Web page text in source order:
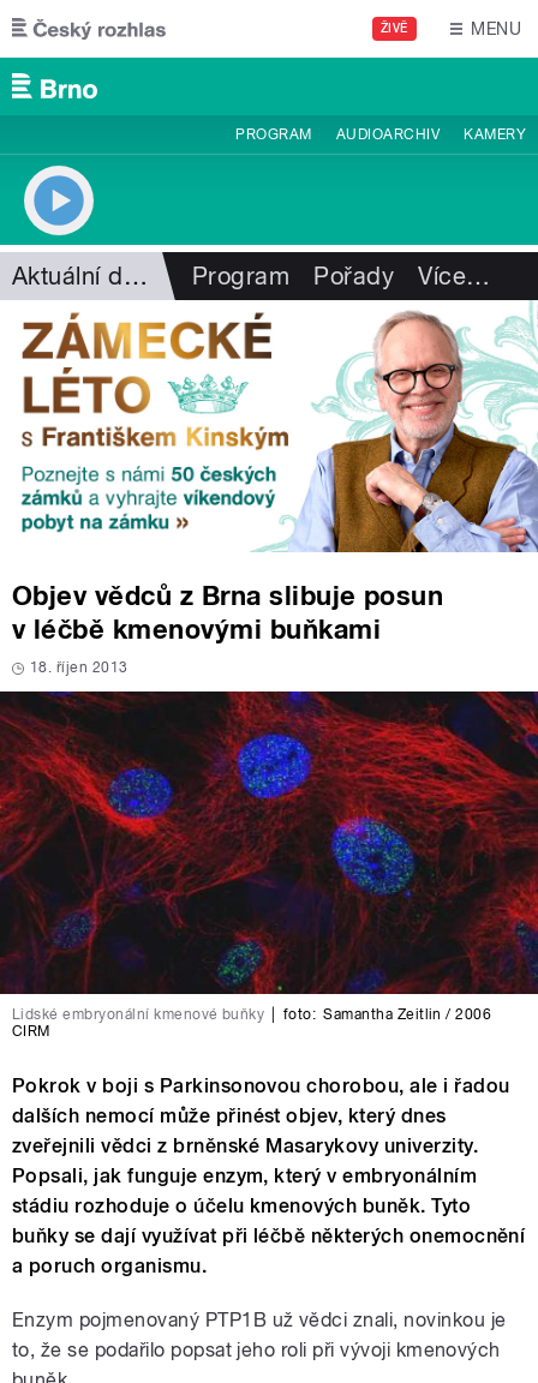
Přejít k hlavnímu obsahu
ŽIVĚ MENU
PROGRAM AUDIOARCHIV KAMERY
Aktuální dění Program Pořady Více…
Objev vědců z Brna slibuje posun
v léčbě kmenovými buňkami
18. říjen 2013
Lidské embryonální kmenové buňky foto: Samantha Zeitlin / 2006
CIRM
Pokrok v boji s Parkinsonovou chorobou, ale i řadou
dalších nemocí může přinést objev, který dnes
zveřejnili vědci z brněnské Masarykovy univerzity.
Popsali, jak funguje enzym, který v embryonálním
stádiu rozhoduje o účelu kmenových buněk. Tyto
buňky se dají využívat při léčbě některých onemocnění
a poruch organismu.
Enzym pojmenovaný PTP1B už vědci znali, novinkou je
to, že se podařilo popsat jeho roli při vývoji kmenových